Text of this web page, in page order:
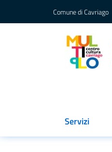
Comune di Cavriago
Servizi